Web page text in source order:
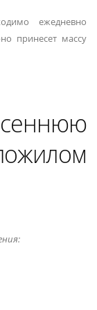
ежедневно
принесет массу